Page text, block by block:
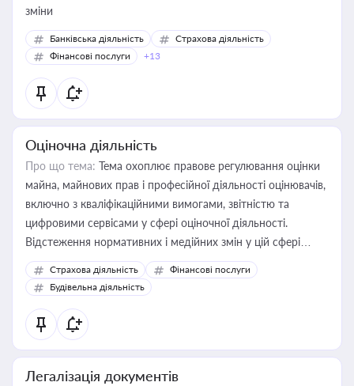
зміни
Банківська діяльність
Страхова діяльність
Фінансові послуги
+13
Оціночна діяльність
Про що тема: Тема охоплює правове регулювання оцінки
майна, майнових прав і професійної діяльності оцінювачів,
включно з кваліфікаційними вимогами, звітністю та
цифровими сервісами у сфері оціночної діяльності.
Відстеження нормативних і медійних змін у цій сфері
корисне для власника бізнесу, керівника, юриста або
бухгалтера під час оподаткування, приватизації, оренди
державного майна, корпоративних угод і перевірки
статусу суб'єктів оціночної діяльності
Страхова діяльність
Фінансові послуги
Будівельна діяльність
Легалізація документів